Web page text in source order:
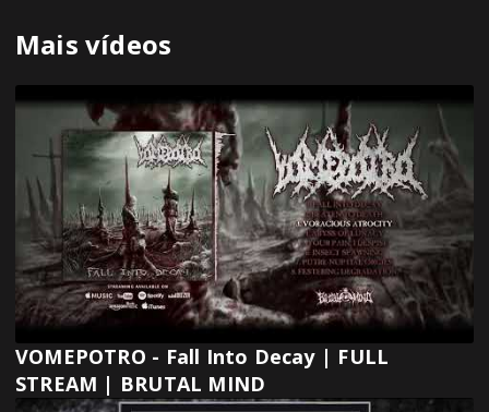
Mais vídeos
VOMEPOTRO - Fall Into Decay | FULL
STREAM | BRUTAL MIND